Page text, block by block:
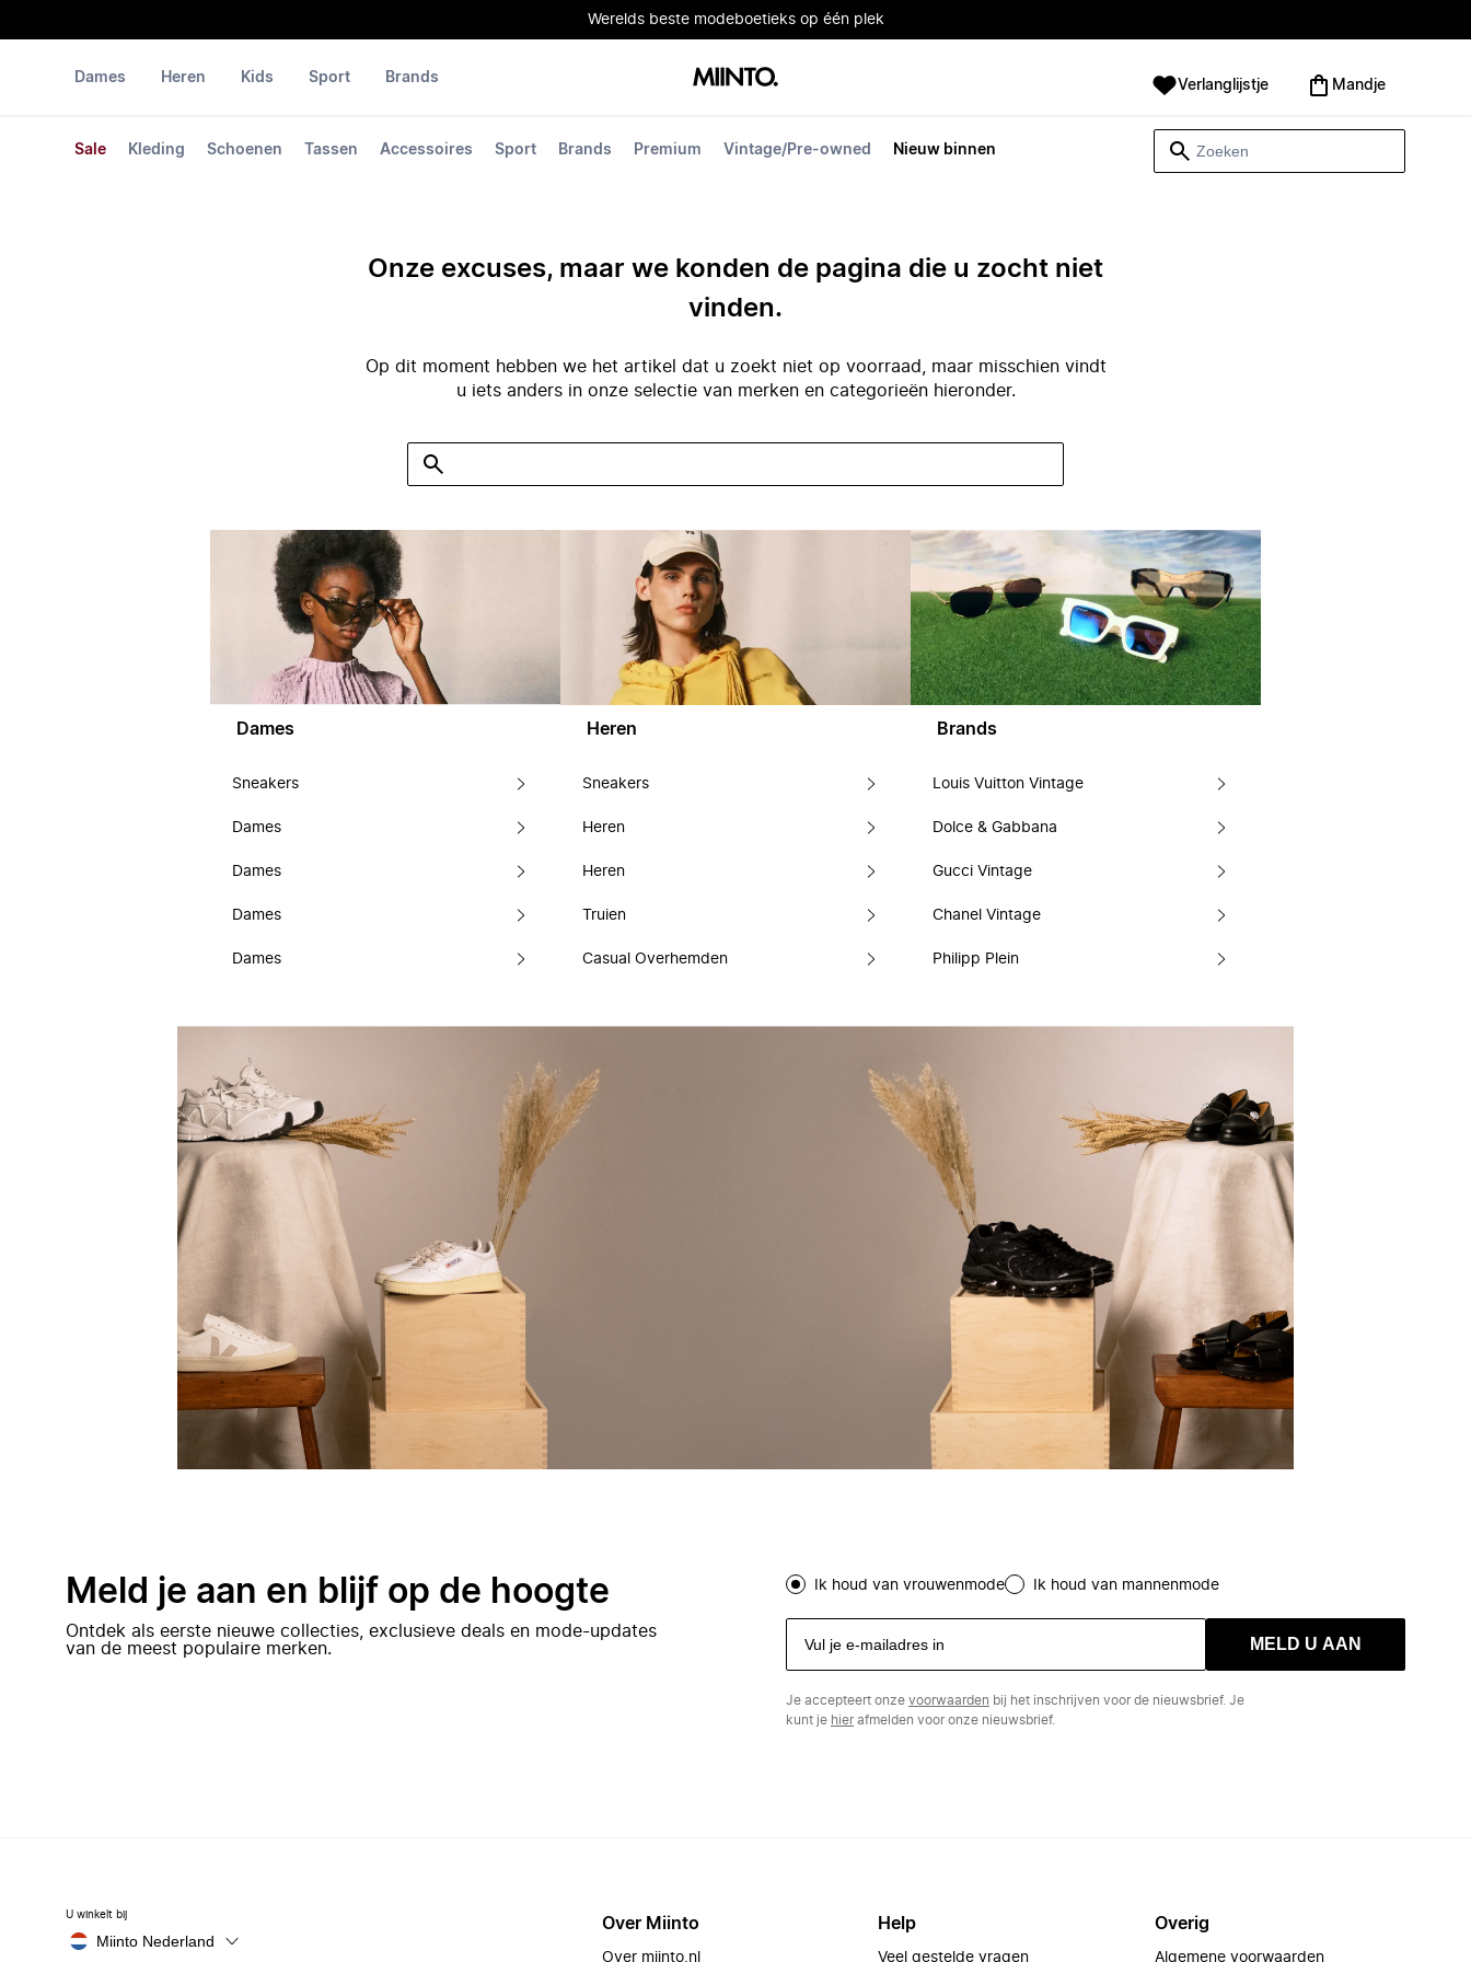
Werelds beste modeboetieks op één plek
Dames
Sale Kleding Schoenen Tassen Accessoires Sport Brands Premium Vintage/Pre-owned Nieuw binnen
Heren Kids Sport Brands Verlanglijstje Mandje
Onze excuses, maar we konden de pagina die u zocht niet
vinden.
Op dit moment hebben we het artikel dat u zoekt niet op voorraad, maar misschien vindt
u iets anders in onze selectie van merken en categorieën hieronder.
Dames
Sneakers
Dames
Dames
Dames
Dames
Heren
Sneakers
Heren
Heren
Truien
Casual Overhemden
Brands
Louis Vuitton Vintage
Dolce & Gabbana
Gucci Vintage
Chanel Vintage
Philipp Plein
Meld je aan en blijf op de hoogte
Ontdek als eerste nieuwe collecties, exclusieve deals en mode-updates
van de meest populaire merken.
Ik houd van vrouwenmode Ik houd van mannenmode
MELD U AAN
Je accepteert onze voorwaarden bij het inschrijven voor de nieuwsbrief. Je
kunt je hierafmelden voor onze nieuwsbrief.
U winkelt bij
Miinto Nederland
Over Miinto
Over miinto.nl
Help
Veel gestelde vragen
Overig
Algemene voorwaarden